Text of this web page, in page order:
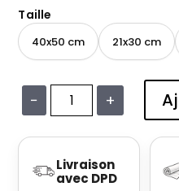
Taille
40x50 cm 21x30 cm
−
Affiche
citation
+
Livraison
avec DPD